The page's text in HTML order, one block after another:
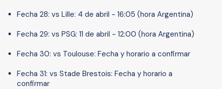
Fecha 28: vs Lille: 4 de abril - 16:05 (hora Argentina)
Fecha 29: vs PSG: 11 de abril - 12:00 (hora Argentina)
Fecha 30: vs Toulouse: Fecha y horario a confirmar
Fecha 31: vs Stade Brestois: Fecha y horario a
confirmar